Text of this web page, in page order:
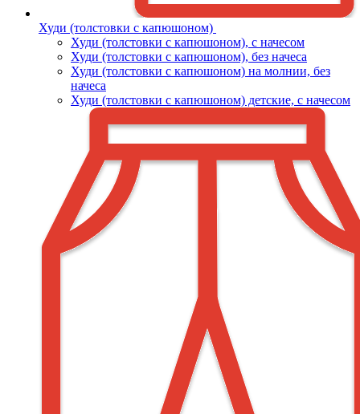
Худи (толстовки с капюшоном)
Худи (толстовки c капюшоном), с начесом
Худи (толстовки c капюшоном), без начеса
Худи (толстовки с капюшоном) на молнии, без
начеса
Худи (толстовки c капюшоном) детские, с начесом